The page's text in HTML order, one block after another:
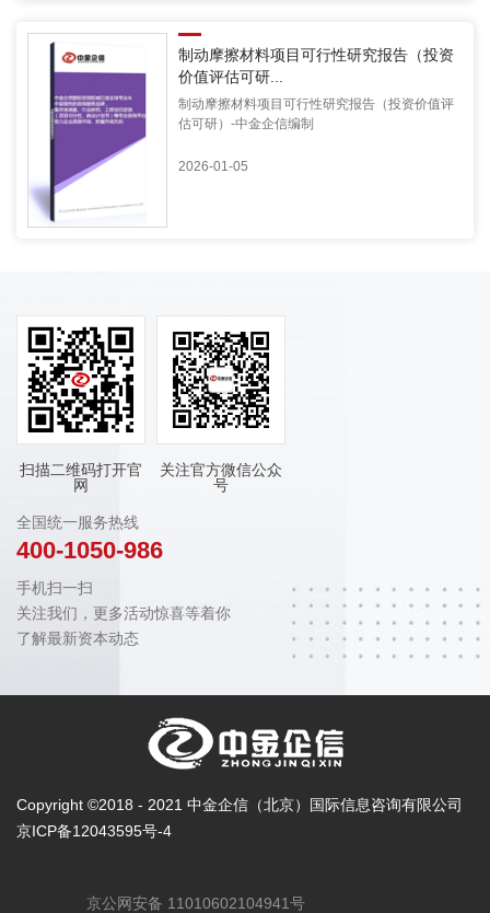
制动摩擦材料项目可行性研究报告（投资
价值评估可研...
制动摩擦材料项目可行性研究报告（投资价值评
估可研）-中金企信编制
2026-01-05
扫描二维码打开官
网
关注官方微信公众
号
全国统一服务热线
400-1050-986
手机扫一扫
关注我们，更多活动惊喜等着你
了解最新资本动态
Copyright ©2018 - 2021 中金企信（北京）国际信息咨询有限公司
京ICP备12043595号-4
京公网安备 11010602104941号